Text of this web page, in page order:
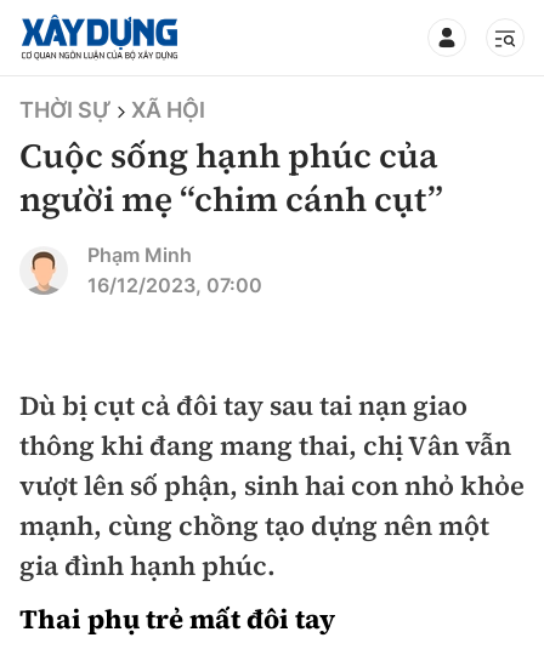
TIN BỘ XÂY DỰNG
CHUYÊN MỤC
Thời sự
Chính trị
Xã hội
Chuyện dọc đường
Cải chính
Xây dựng
Chỉ đạo điều hành
Quy hoạch kiến trúc
Vật liệu xây dựng
Giao thông
Quản lý
Kinh tế
THỜI SỰ XÃ HỘI
Cuộc sống hạnh phúc của
người mẹ “chim cánh cụt”
Phạm Minh
16/12/2023, 07:00
Dù bị cụt cả đôi tay sau tai nạn giao
thông khi đang mang thai, chị Vân vẫn
vượt lên số phận, sinh hai con nhỏ khỏe
mạnh, cùng chồng tạo dựng nên một
gia đình hạnh phúc.
Thai phụ trẻ mất đôi tay